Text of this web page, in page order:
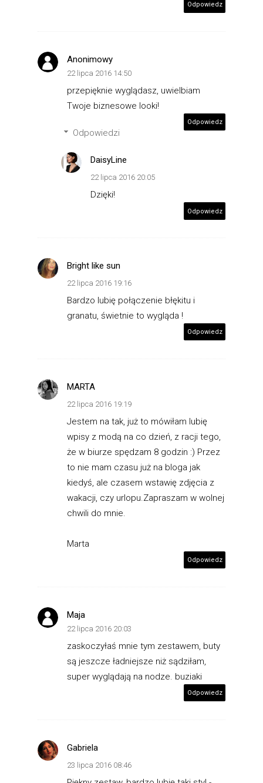
Odpowiedz
Anonimowy
22 lipca 2016 14:50
przepięknie wyglądasz, uwielbiam
Twoje biznesowe looki!
Odpowiedz
Odpowiedzi
DaisyLine
22 lipca 2016 20:05
Dzięki!
Odpowiedz
Bright like sun
22 lipca 2016 19:16
Bardzo lubię połączenie błękitu i
granatu, świetnie to wygląda !
Odpowiedz
MARTA
22 lipca 2016 19:19
Jestem na tak, już to mówiłam lubię
wpisy z modą na co dzień, z racji tego,
że w biurze spędzam 8 godzin :) Przez
to nie mam czasu już na bloga jak
kiedyś, ale czasem wstawię zdjęcia z
wakacji, czy urlopu.Zapraszam w wolnej
chwili do mnie.
Marta
Odpowiedz
Maja
22 lipca 2016 20:03
zaskoczyłaś mnie tym zestawem, buty
są jeszcze ładniejsze niż sądziłam,
super wyglądają na nodze. buziaki
Odpowiedz
Gabriela
23 lipca 2016 08:46